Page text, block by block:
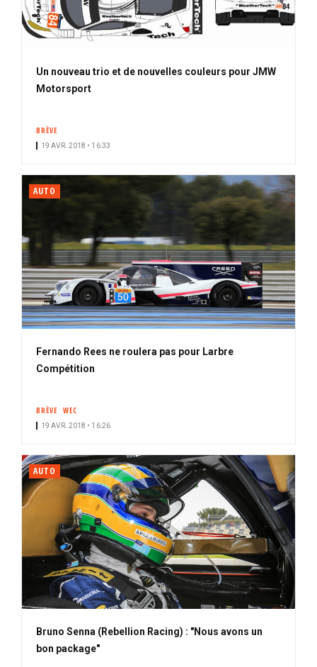
Un nouveau trio et de nouvelles couleurs pour JMW
Motorsport
BRÈVE
19 AVR. 2018 • 16:33
AUTO
Fernando Rees ne roulera pas pour Larbre
Compétition
BRÈVE WEC
19 AVR. 2018 • 16:26
AUTO
Bruno Senna (Rebellion Racing) : "Nous avons un
bon package"